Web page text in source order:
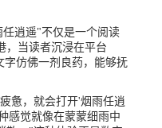
逍遥"不仅是一个阅读
，当读者沉浸在平台
仿佛一剂良药，能够抚
惫，就会打开'烟雨任逍
感觉就像在蒙蒙细雨中